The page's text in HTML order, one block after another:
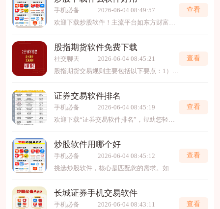
手机必备
2026-06-04 08:49:57
查看
股指期货软件免费下载
社交聊天
2026-06-04 08:45:21
查看
证券交易软件排名
手机必备
2026-06-04 08:45:19
查看
炒股软件用哪个好
手机必备
2026-06-04 08:45:12
查看
长城证券手机交易软件
手机必备 2026-06-04 08:43:11 查看